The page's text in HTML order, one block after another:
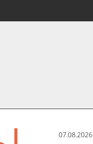
07.08.2026